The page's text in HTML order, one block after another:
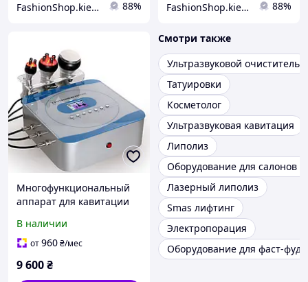
FashionShop.kiev.ua - Материалы для красоты 88% FashionShop.kiev.ua - Материалы для красоты 88%
Многофункциональный
аппарат для кавитации
радиолифтингом для
лица и тела
В наличии
от960₴/мес
9 600₴
Смотри также
Ультразвуковой очиститель
Татуировки
Косметолог
Ультразвуковая кавитация
Липолиз
Оборудование для салонов
Лазерный липолиз
Smas лифтинг
Электропорация
Оборудование для фаст-фуда